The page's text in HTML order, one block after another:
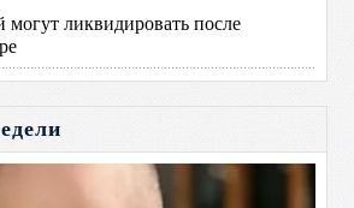
могут ликвидировать после